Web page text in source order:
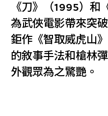
《刀》（1995）和
為武俠電影帶來突
鉅作《智取威虎山
的敘事手法和槍林
外觀眾為之驚艷。